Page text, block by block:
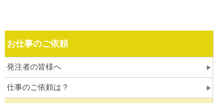
お仕事のご依頼
発注者の皆様へ
仕事のご依頼は？